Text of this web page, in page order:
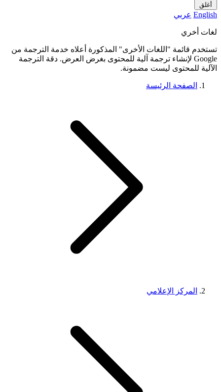
أغلق
English عربي
لغات أخري
تستخدم قائمة "اللغات الأخرى" المذكورة أعلاه خدمة الترجمة من
Google لإنشاء ترجمة آلية للمحتوى بغرض العرض. دقة الترجمة
الآلية للمحتوى ليست مضمونة.
الصفحة الرئيسة
المركز الإعلامي